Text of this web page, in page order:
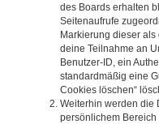
des Boards erhalten
Seitenaufrufe
Markierung dieser
deine Teilnahme an
Benutzer-ID, ein
standardmäßig eine
Cookies löschen“
Weiterhin werden die
persönlichem